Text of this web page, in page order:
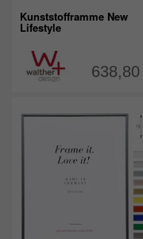
Kunststofframme New
Lifestyle